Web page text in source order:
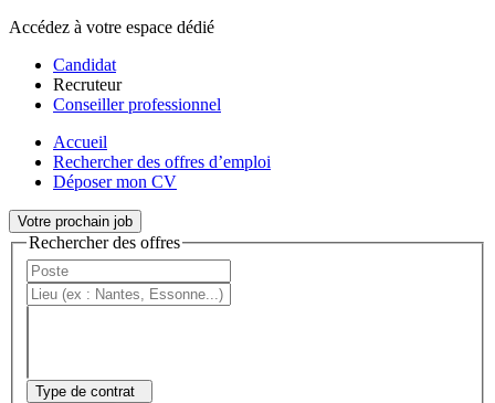
Accédez à votre espace dédié
Candidat
Recruteur
Conseiller professionnel
Accueil
Rechercher des offres d’emploi
Déposer mon CV
Votre prochain job
Rechercher des offres
Type de contrat